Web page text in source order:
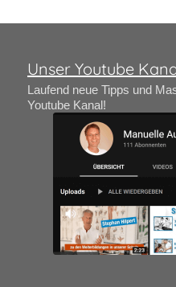
Unser Youtube
Laufend neue Tipps und
Youtube Kanal!